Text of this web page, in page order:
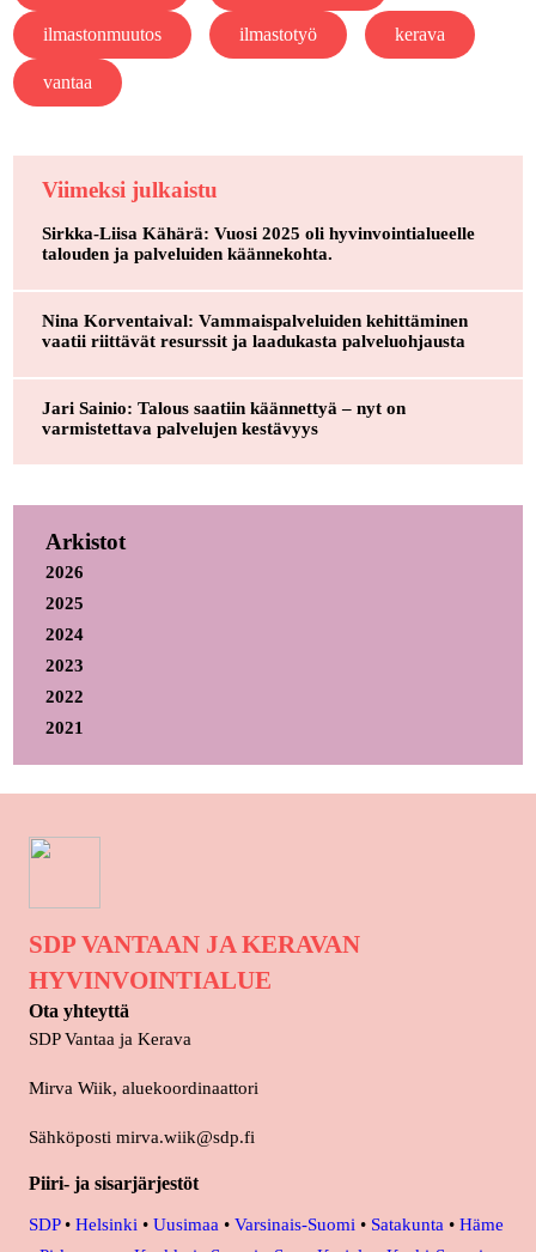
ilmastonmuutos ilmastotyö kerava
vantaa
Viimeksi julkaistu
Sirkka-Liisa Kähärä: Vuosi 2025 oli hyvinvointialueelle
talouden ja palveluiden käännekohta.
Nina Korventaival: Vammaispalveluiden kehittäminen
vaatii riittävät resurssit ja laadukasta palveluohjausta
Jari Sainio: Talous saatiin käännettyä – nyt on
varmistettava palvelujen kestävyys
Arkistot
2026
2025
2024
2023
2022
2021
SDP VANTAAN JA KERAVAN
HYVINVOINTIALUE
Ota yhteyttä
SDP Vantaa ja Kerava
Mirva Wiik, aluekoordinaattori
Sähköposti mirva.wiik@sdp.fi
Piiri- ja sisarjärjestöt
SDP• Helsinki • Uusimaa • Varsinais-Suomi • Satakunta • Häme